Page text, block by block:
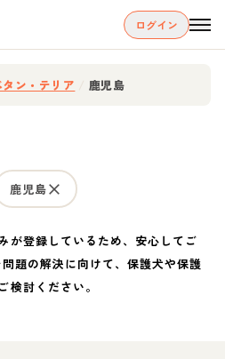
ログイン
タン・テリア 鹿児島
鹿児島
が登録しているため、安心してご
題の解決に向けて、保護犬や保護
検討ください。